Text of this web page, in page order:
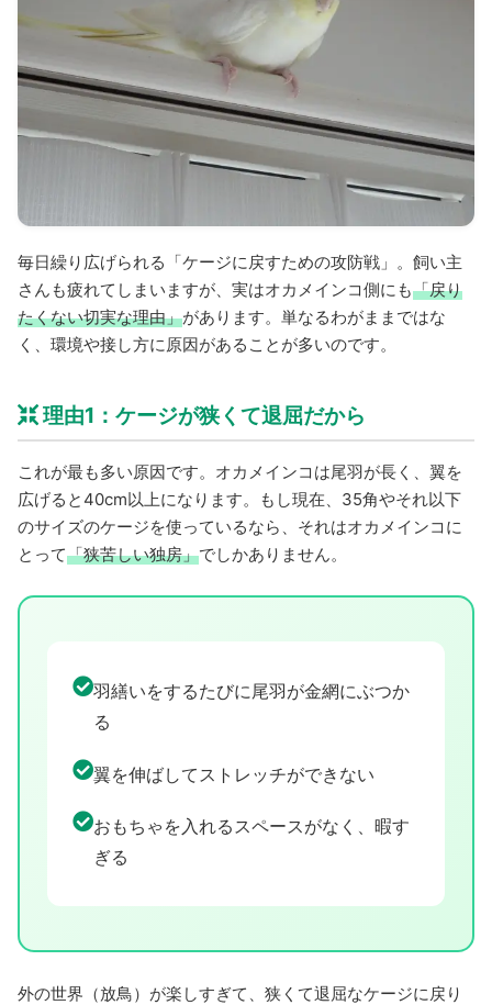
毎日繰り広げられる「ケージに戻すための攻防戦」。飼い主
さんも疲れてしまいますが、実はオカメインコ側にも「戻り
たくない切実な理由」があります。単なるわがままではな
く、環境や接し方に原因があることが多いのです。
理由1：ケージが狭くて退屈だから
これが最も多い原因です。オカメインコは尾羽が長く、翼を
広げると40cm以上になります。もし現在、35角やそれ以下
のサイズのケージを使っているなら、それはオカメインコに
とって「狭苦しい独房」でしかありません。
羽繕いをするたびに尾羽が金網にぶつか
る
翼を伸ばしてストレッチができない
おもちゃを入れるスペースがなく、暇す
ぎる
外の世界（放鳥）が楽しすぎて、狭くて退屈なケージに戻り